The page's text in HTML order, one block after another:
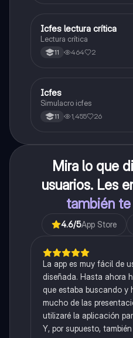
Lengua Castellana
Icfes lectura crítica
Lectura crítica
11 464 2
ICFES: Sociales y Ciudadanas
Icfes
Simulacro icfes
11 1,455 26
Mira lo que
usuarios. Les
también
4.6/5App Store
La app es muy fácil de
diseñada. Hasta ahora
que estaba buscando y
mucho de las
utilizaré la aplicación
Y, por supuesto,